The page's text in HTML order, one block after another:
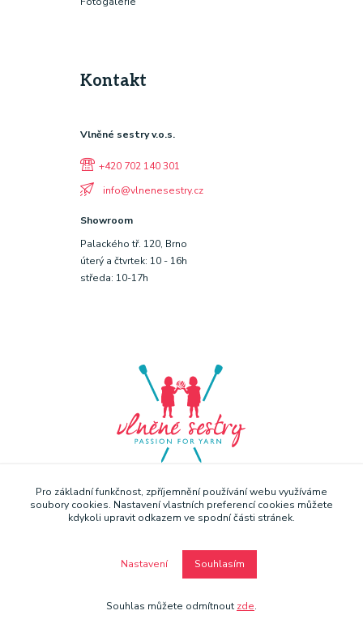
Kontakt
Vlněné sestry v.o.s.
+420 702 140 301
info@vlnenesestry.cz
Showroom
Palackého tř. 120, Brno
úterý a čtvrtek: 10 - 16h
středa: 10-17h
Vytvořeno na
Eshop-rychle.cz
Pro základní funkčnost, zpříjemnění používání webu využíváme
soubory cookies. Nastavení vlastních preferencí cookies můžete
kdykoli upravit odkazem ve spodní části stránek.
Nastavení Souhlasím
Souhlas můžete odmítnout zde.